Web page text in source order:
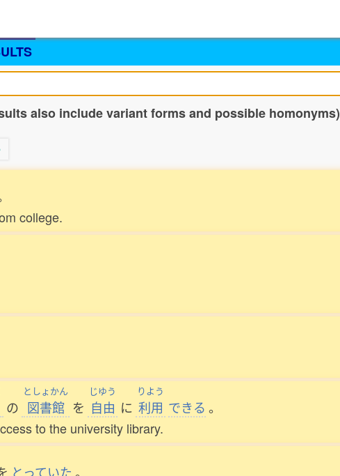
also include variant forms and possible homonyms)
college.
の
としょかん
図書館 を
じゆう
自由 に
りよう
利用 できる 。
to the university library.
とっていた。